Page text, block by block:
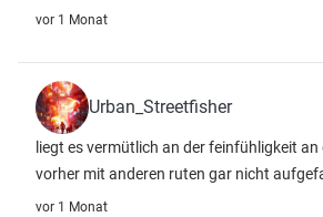
vor 1 Monat
Urban_Streetfisher
liegt es vermütlich an der feinfühligkeit
vorher mit anderen ruten gar nicht
vor 1 Monat